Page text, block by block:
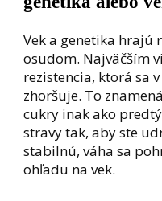
Vek a genetika hrajú
osudom. Najväčším
rezistencia, ktorá sa
zhoršuje. To
cukry inak ako
stravy tak, aby ste
stabilnú, váha sa
ohľadu na vek.